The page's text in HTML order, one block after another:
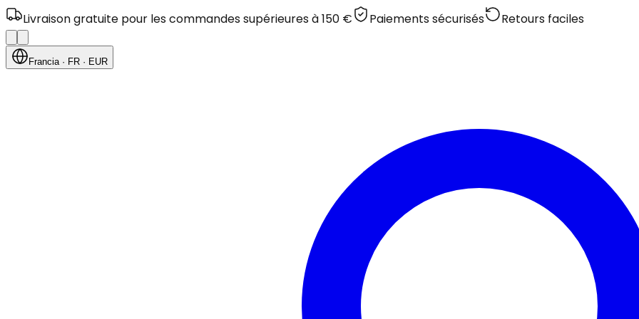
Livraison gratuite pour les commandes supérieures à 150 € Paiements sécurisés Retours faciles
Francia· FR · EUR